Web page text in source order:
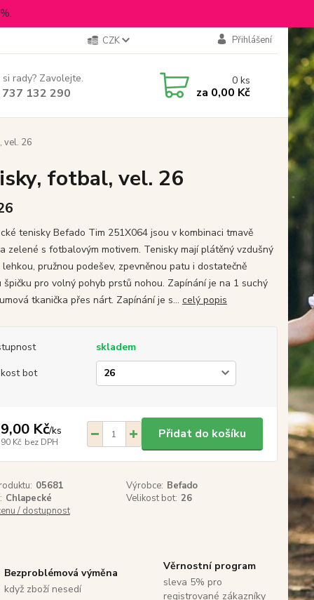
CZK Přihlášení
rady? Zavolejte.
132 290
0ks
za 0,00 Kč
vel. 26
fotbal, vel. 26
tenisky Befado Tim 251X064 jsou v kombinaci tmavě
zelené s fotbalovým motivem. Tenisky mají plátěný vzdušný
lehkou, pružnou podešev, zpevněnou patu i dostatečně
špičku pro volný pohyb prstů nohou. Zapínání je na 1 suchý
tkanička přes nárt. Zapínání je s... celý popis
skladem
bot
Kč/ks
Kč bez DPH
Přidat do košíku
05681 Výrobce: Befado
Chlapecké Velikost bot: 26
/ dostupnost
Bezproblémová výměna
když zboží nesedí
Věrnostní program
sleva 5% pro
registrované zákazníky